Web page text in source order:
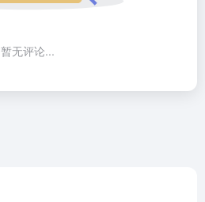
暂无评论...